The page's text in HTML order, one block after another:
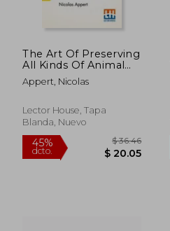
40%
$ 188.78
The Art Of Preserving
All Kinds Of Animal
And Vegetable
Substances For
Published By Order
Of The French
Interior (en Inglés)
Appert, Nicolas
Lector House, Tapa
Blanda, Nuevo